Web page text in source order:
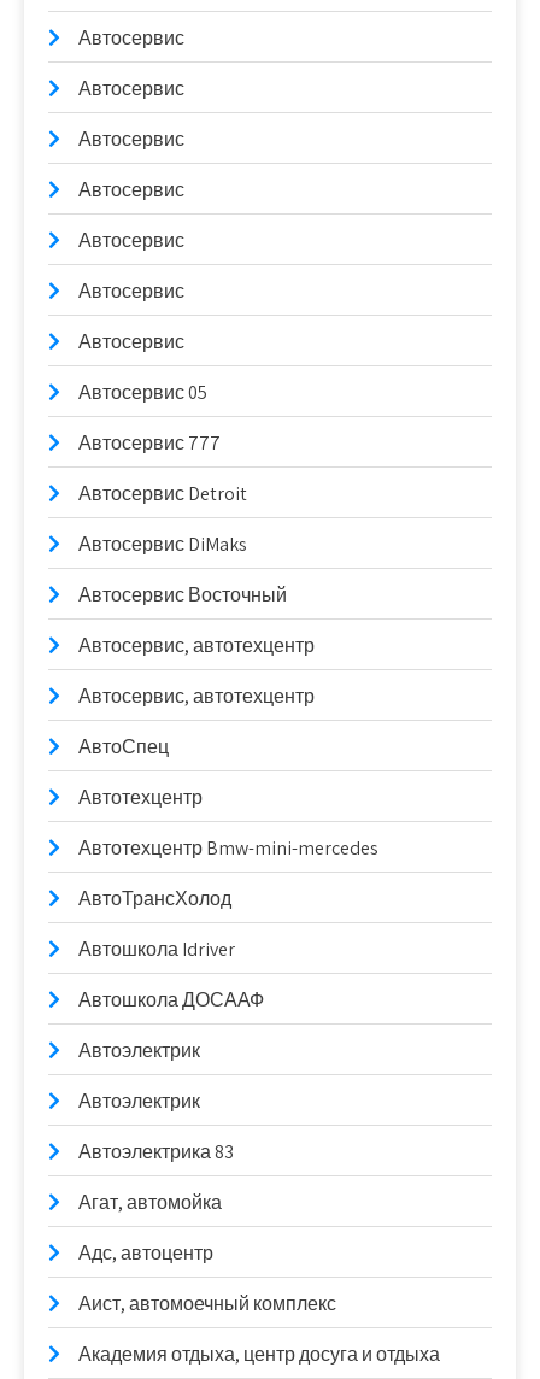
Автосервис
Автосервис
Автосервис
Автосервис
Автосервис
Автосервис
Автосервис
Автосервис 05
Автосервис 777
Автосервис Detroit
Автосервис DiMaks
Автосервис Восточный
Автосервис, автотехцентр
Автосервис, автотехцентр
АвтоСпец
Автотехцентр
Автотехцентр Bmw-mini-mercedes
АвтоТрансХолод
Автошкола Idriver
Автошкола ДОСААФ
Автоэлектрик
Автоэлектрик
Автоэлектрика 83
Агат, автомойка
Адс, автоцентр
Аист, автомоечный комплекс
Академия отдыха, центр досуга и отдыха